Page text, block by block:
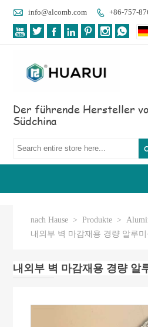
 info@alcomb.com  +86-757-
      
Der führende Hersteller
Südchina
nach Hause > Produkte >
내외부 벽 마감재용 경량 알루
내외부 벽 마감재용 경량 알